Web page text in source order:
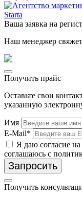
Ваша заявка на
Наш менеджер
Получить прайс
Оставьте свои
указанную
Имя
E-Mail*
Я даю согласие
соглашаюсь с
Запросить
Получить